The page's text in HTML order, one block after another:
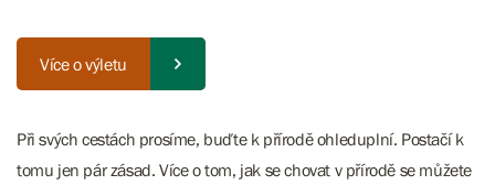
Více o výletu
Při svých cestách prosíme, buďte k přírodě ohleduplní. Postačí k
tomu jen pár zásad. Více o tom, jak se chovat v přírodě se můžete